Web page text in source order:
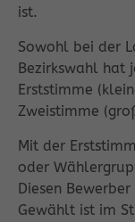
ist.
Sowohl bei der
Bezirkswahl hat
Erststimme
Zweistimme
Mit der
oder
Diesen
Gewählt ist im